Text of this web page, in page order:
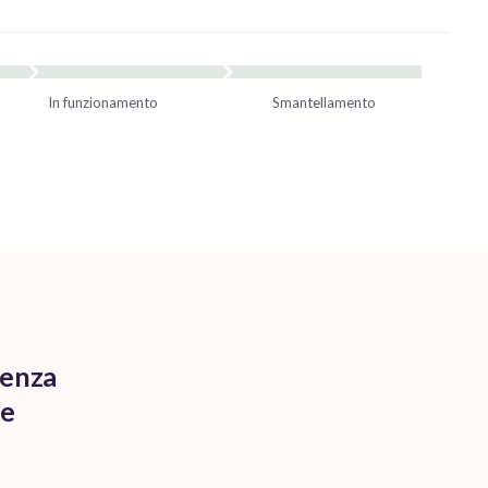
In funzionamento Smantellamento